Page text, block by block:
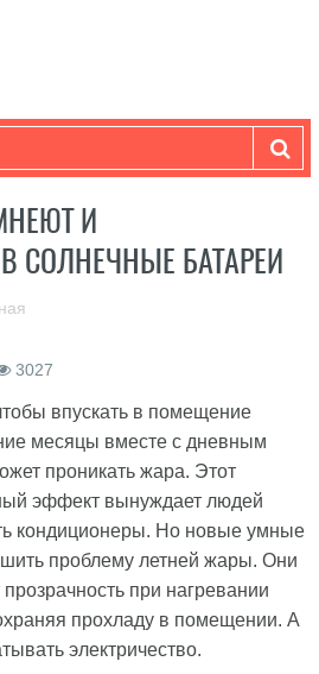
И
СОЛНЕЧНЫЕ БАТАРЕИ
3027
впускать в помещение
месяцы вместе с дневным
проникать жара. Этот
эффект вынуждает людей
кондиционеры. Но новые умные
проблему летней жары. Они
при нагревании
прохладу в помещении. А
электричество.